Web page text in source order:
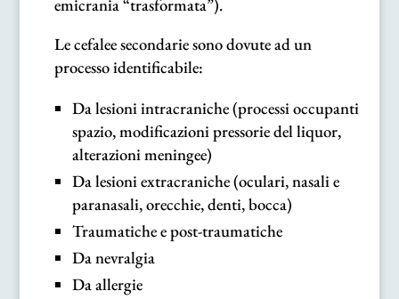
emicrania “trasformata”).
Le cefalee secondarie sono dovute ad un
processo identificabile:
Da lesioni intracraniche (processi occupanti
spazio, modificazioni pressorie del liquor,
alterazioni meningee)
Da lesioni extracraniche (oculari, nasali e
paranasali, orecchie, denti, bocca)
Traumatiche e post-traumatiche
Da nevralgia
Da allergie